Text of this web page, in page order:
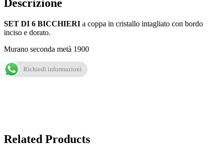
Descrizione
SET DI 6 BICCHIERI a coppa in cristallo intagliato con bordo
inciso e dorato.
Murano seconda metà 1900
Richiedi informazioni
Related Products